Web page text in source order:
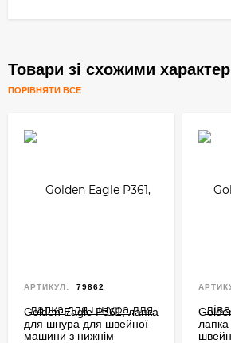
Товари зі схожими
ПОРІВНЯТИ ВСЕ
АРТИКУЛ: 79862
Golden Eagle P361, лапка
для шнура для швейної
машини з нижнім